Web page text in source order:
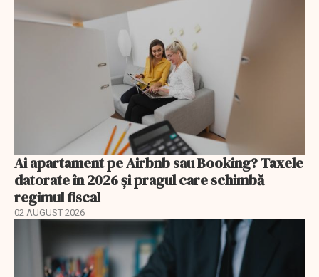
Ai apartament pe Airbnb sau Booking? Taxele
datorate în 2026 și pragul care schimbă
regimul fiscal
02 AUGUST 2026